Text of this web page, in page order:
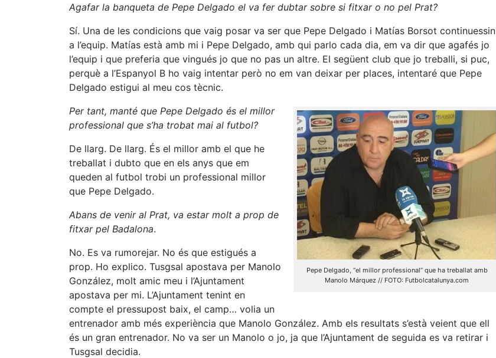
Agafar la banqueta de Pepe Delgado el va fer dubtar sobre si fitxar o no pel Prat?
Sí. Una de les condicions que vaig posar va ser que Pepe Delgado i Matías Borsot continuessin
a l’equip. Matías està amb mi i Pepe Delgado, amb qui parlo cada dia, em va dir que agafés jo
l’equip i que preferia que vingués jo que no pas un altre. El següent club que jo treballi, si puc,
perquè a l’Espanyol B ho vaig intentar però no em van deixar per places, intentaré que Pepe
Delgado estigui al meu cos tècnic.
Pepe Delgado, “el millor professional” que ha treballat amb
Manolo Márquez // FOTO: Futbolcatalunya.com
Per tant, manté que Pepe Delgado és el millor
professional que s’ha trobat mai al futbol?
De llarg. De llarg. És el millor amb el que he
treballat i dubto que en els anys que em
queden al futbol trobi un professional millor
que Pepe Delgado.
Abans de venir al Prat, va estar molt a prop de
fitxar pel Badalona.
No. Es va rumorejar. No és que estigués a
prop. Ho explico. Tusgsal apostava per Manolo
González, molt amic meu i l’Ajuntament
apostava per mi. L’Ajuntament tenint en
compte el pressupost baix, el camp… volia un
entrenador amb més experiència que Manolo González. Amb els resultats s’està veient que ell
és un gran entrenador. No va ser un Manolo o jo, ja que l’Ajuntament de seguida es va retirar i
Tusgsal decidia.
components
nostre lloc web
emmagatzemen
dades en el seu
dispositiu que
permeten que
sigui possible.
Si rebutja
aquestes
cookies
algunes
funcionalitats
desapareixeran
del lloc web.
Màrqueting
En compartir
interessos i
nostre lloc
web